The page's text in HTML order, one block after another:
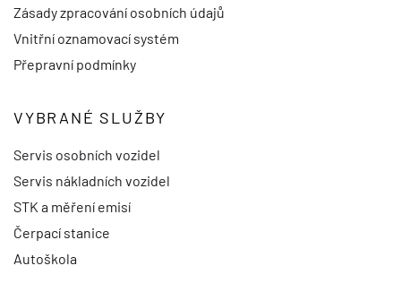
Zásady zpracování osobních údajů
Vnitřní oznamovací systém
Přepravní podmínky
VYBRANÉ SLUŽBY
Servis osobních vozidel
Servis nákladních vozidel
STK a měření emisí
Čerpací stanice
Autoškola